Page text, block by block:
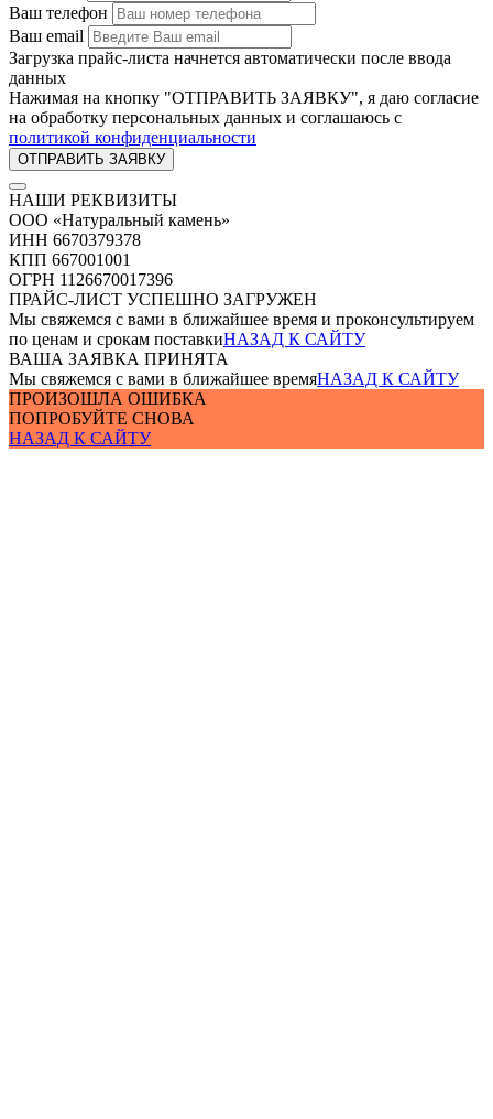
Ваш телефон
Ваш email
Загрузка прайс-листа начнется автоматически после ввода
данных
Нажимая на кнопку "ОТПРАВИТЬ ЗАЯВКУ", я даю согласие
на обработку персональных данных и соглашаюсь c
политикой конфиденциальности
НАШИ РЕКВИЗИТЫ
ООО «Натуральный камень»
ИНН 6670379378
КПП 667001001
ОГРН 1126670017396
ПРАЙС-ЛИСТ УСПЕШНО ЗАГРУЖЕН
Мы свяжемся с вами в ближайшее время и проконсультируем
по ценам и срокам поставкиНАЗАД К САЙТУ
ВАША ЗАЯВКА ПРИНЯТА
Мы свяжемся с вами в ближайшее времяНАЗАД К САЙТУ
ПРОИЗОШЛА ОШИБКА
ПОПРОБУЙТЕ СНОВА
НАЗАД К САЙТУ